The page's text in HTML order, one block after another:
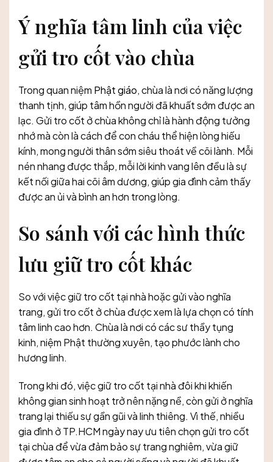
Ý nghĩa tâm linh của việc
gửi tro cốt vào chùa
Trong quan niệm Phật giáo, chùa là nơi có năng lượng
thanh tịnh, giúp tâm hồn người đã khuất sớm được an
lạc. Gửi tro cốt ở chùa không chỉ là hành động tưởng
nhớ mà còn là cách để con cháu thể hiện lòng hiếu
kính, mong người thân sớm siêu thoát về cõi lành. Mỗi
nén nhang được thắp, mỗi lời kinh vang lên đều là sự
kết nối giữa hai cõi âm dương, giúp gia đình cảm thấy
được an ủi và bình an hơn trong lòng.
So sánh với các hình thức
lưu giữ tro cốt khác
So với việc giữ tro cốt tại nhà hoặc gửi vào nghĩa
trang, gửi tro cốt ở chùa được xem là lựa chọn có tính
tâm linh cao hơn. Chùa là nơi có các sư thầy tụng
kinh, niệm Phật thường xuyên, tạo phước lành cho
hương linh.
Trong khi đó, việc giữ tro cốt tại nhà đôi khi khiến
không gian sinh hoạt trở nên nặng nề, còn gửi ở nghĩa
trang lại thiếu sự gần gũi và linh thiêng. Vì thế, nhiều
gia đình ở TP.HCM ngày nay ưu tiên chọn gửi tro cốt
tại chùa để vừa đảm bảo sự trang nghiêm, vừa giữ